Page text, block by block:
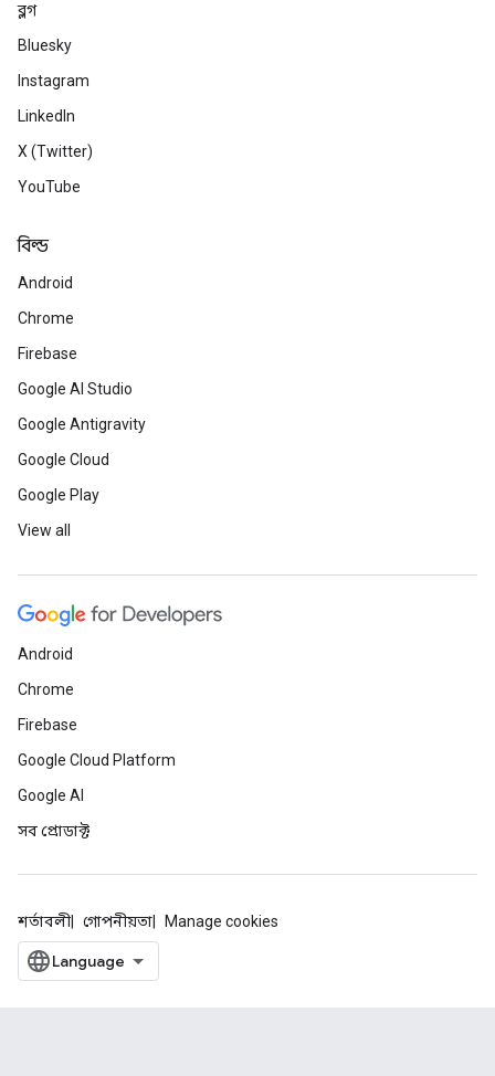
ব্লগ
Bluesky
Instagram
LinkedIn
X (Twitter)
YouTube
বিল্ড
Android
Chrome
Firebase
Google AI Studio
Google Antigravity
Google Cloud
Google Play
View all
Android
Chrome
Firebase
Google Cloud Platform
Google AI
সব প্রোডাক্ট
শর্তাবলী গোপনীয়তা Manage cookies